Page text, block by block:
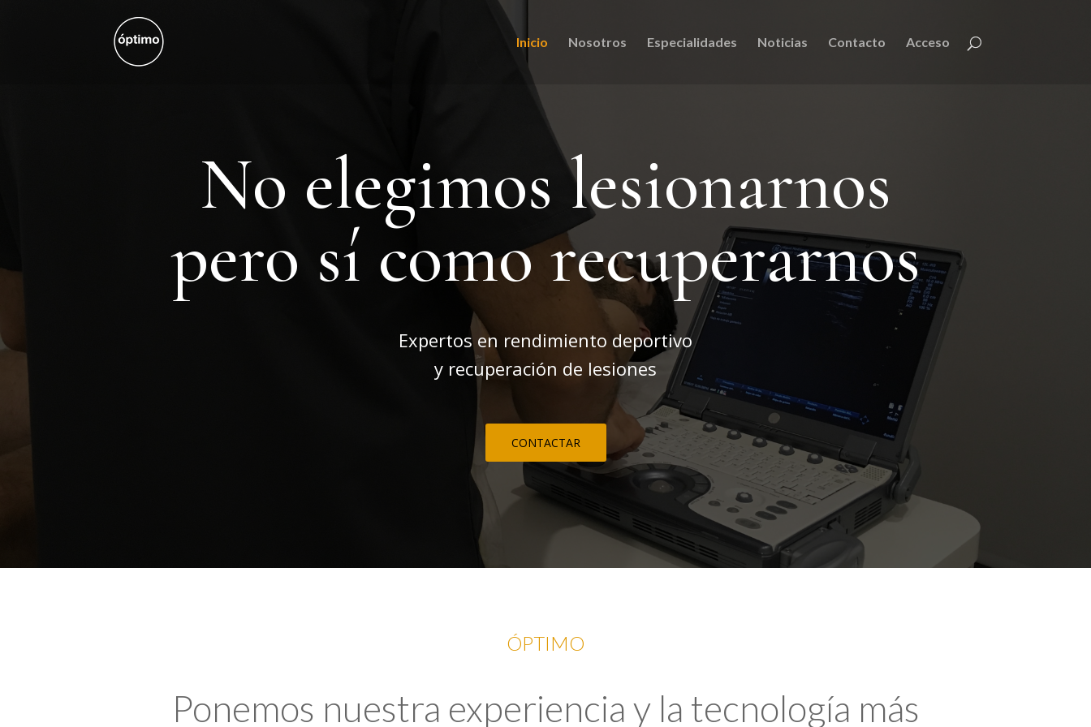
Inicio Nosotros Especialidades Noticias Contacto Acceso
No elegimos lesionarnos
pero sí como recuperarnos
Expertos en rendimiento deportivo
y recuperación de lesiones
CONTACTAR
ÓPTIMO
Ponemos nuestra experiencia y la tecnología más